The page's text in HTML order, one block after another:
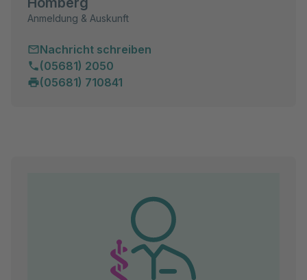
Anmeldung & Auskunft
Nachricht schreiben
(05681) 2050
(05681) 710841